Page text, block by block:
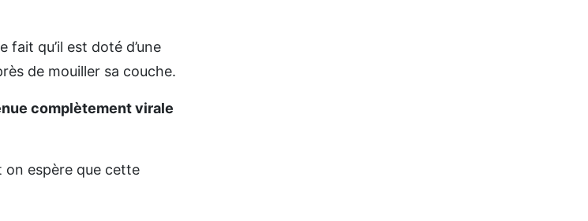
qu’il est doté d’une
de mouiller sa couche.
complètement virale
on espère que cette